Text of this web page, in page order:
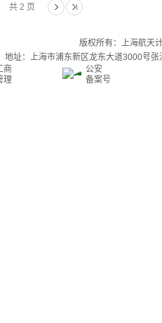
共 2 页
版权所有：上海航天
地址：上海市浦东新区龙东大道3000号
商
理
公安
备案号